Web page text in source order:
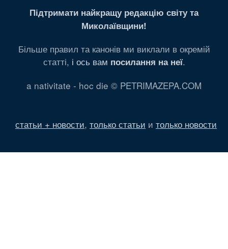
Підтримати найкращу редакцію світу та
Миколаївщини!
Більше правил та канонів ми виклали в окремій
статті, і ось вам посилання на неї.
a nativitate - hoc die © PETRIMAZEPA.COM
статьи + новости, только статьи и только новости